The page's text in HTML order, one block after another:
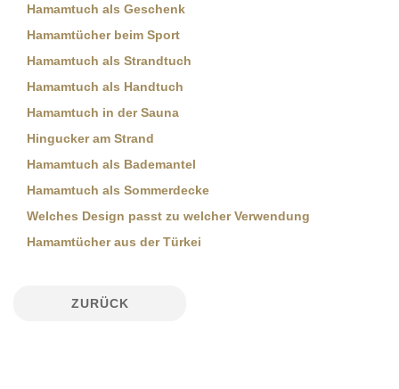
Hamamtuch als Geschenk
Hamamtücher beim Sport
Hamamtuch als Strandtuch
Hamamtuch als Handtuch
Hamamtuch in der Sauna
Hingucker am Strand
Hamamtuch als Bademantel
Hamamtuch als Sommerdecke
Welches Design passt zu welcher Verwendung
Hamamtücher aus der Türkei
ZURÜCK